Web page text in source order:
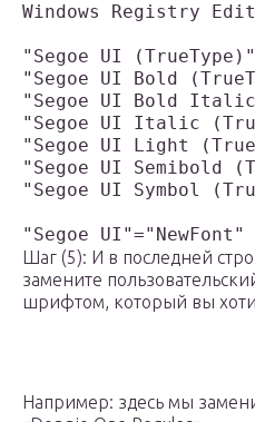
Windows Registry
"Segoe UI
"Segoe UI Bold
"Segoe UI Bold
"Segoe UI Italic
"Segoe UI Light
"Segoe UI Semibold
"Segoe UI Symbol
"Segoe UI"="NewFont"
Шаг (5): И в последней
замените
шрифтом, который вы
Например: здесь мы